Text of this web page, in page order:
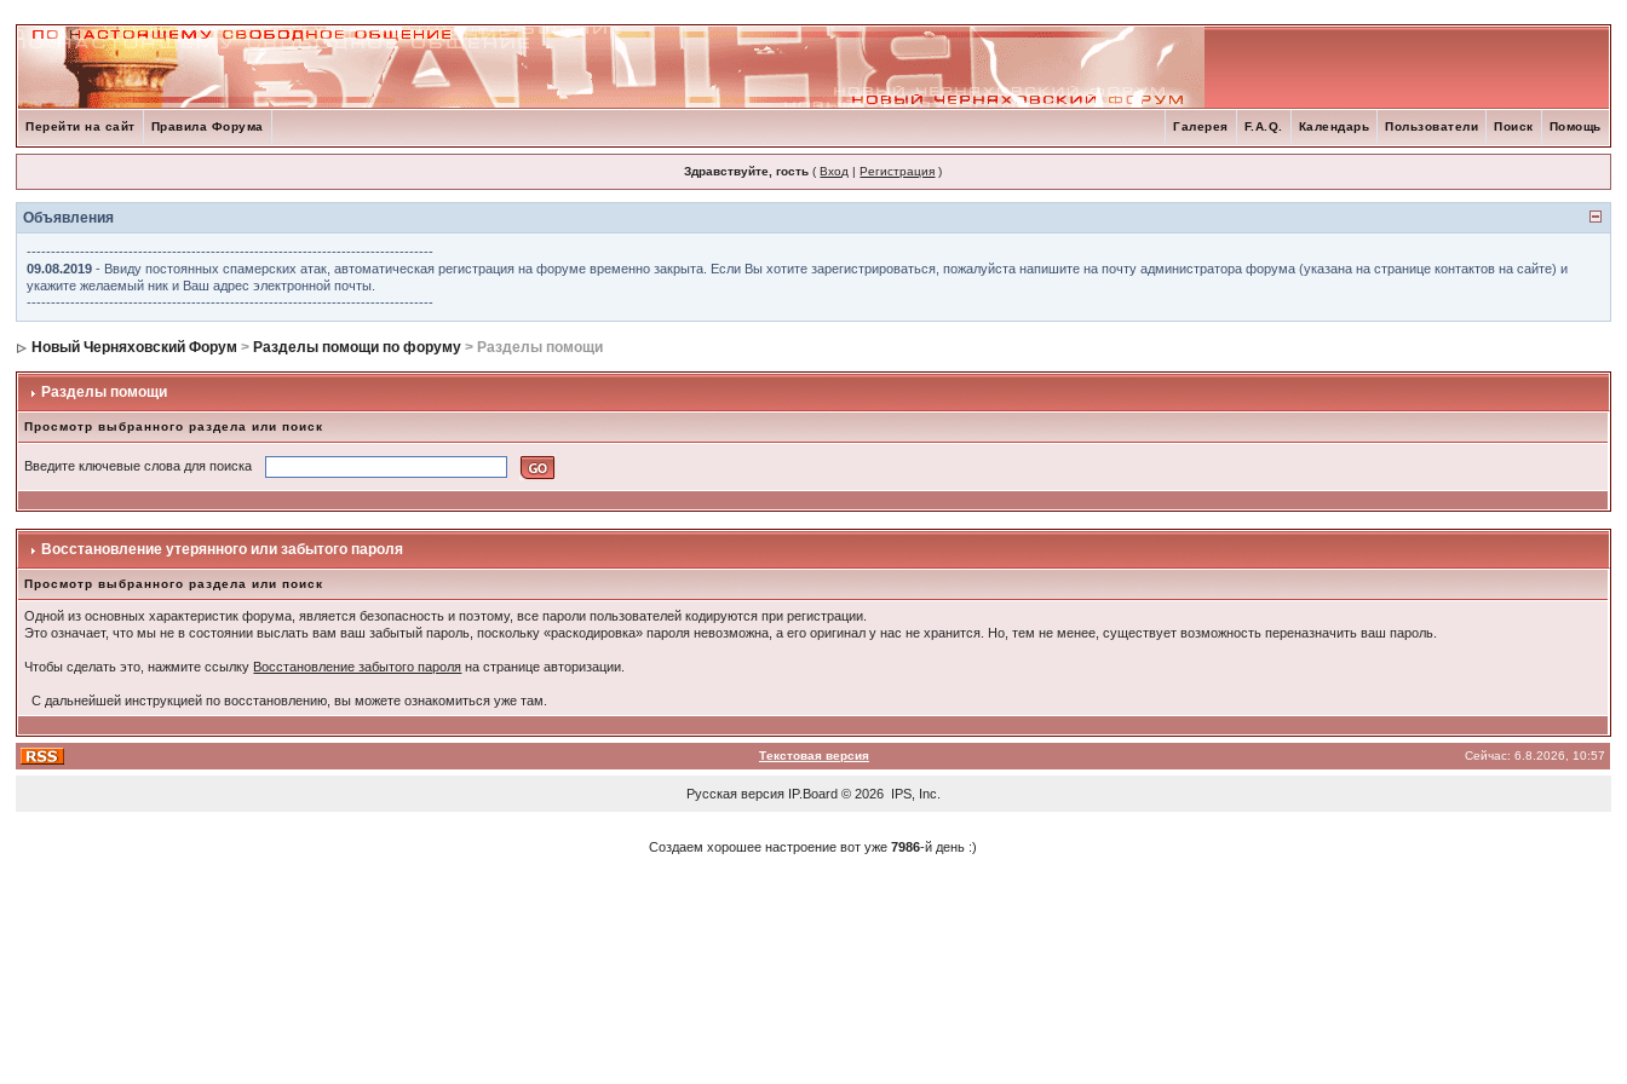
Перейти на сайт Правила Форума Помощь
Поиск
Пользователи
Календарь
F.A.Q.
Галерея
Здравствуйте, гость (Вход |Регистрация )
Объявления
------------------------------------------------------------------------------------
09.08.2019 - Ввиду постоянных спамерских атак, автоматическая регистрация на форуме временно закрыта. Если Вы хотите зарегистрироваться, пожалуйста напишите на почту администратора форума (указана на странице контактов на сайте) и
укажите желаемый ник и Ваш адрес электронной почты.
------------------------------------------------------------------------------------
Новый Черняховский Форум > Разделы помощи по форуму > Разделы помощи
Разделы помощи
Просмотр выбранного раздела или поиск
Введите ключевые слова для поиска
Восстановление утерянного или забытого пароля
Просмотр выбранного раздела или поиск
Одной из основных характеристик форума, является безопасность и поэтому, все пароли пользователей кодируются при регистрации.
Это означает, что мы не в состоянии выслать вам ваш забытый пароль, поскольку «раскодировка» пароля невозможна, а его оригинал у нас не хранится. Но, тем не менее, существует возможность переназначить ваш пароль.
Чтобы сделать это, нажмите ссылку Восстановление забытого пароля на странице авторизации.
С дальнейшей инструкцией по восстановлению, вы можете ознакомиться уже там.
Текстовая версия Сейчас: 6.8.2026, 10:57
Русская версия IP.Board© 2026 IPS, Inc
Создаем хорошее настроение вот уже7986-й день :)